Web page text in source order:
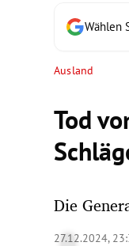
Wählen
Ausland
Tod
Die
27.12.2024,